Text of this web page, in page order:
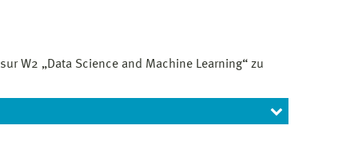
the state of these systems, proposal of scope
W2 „Data Science and Machine Learning“ zu